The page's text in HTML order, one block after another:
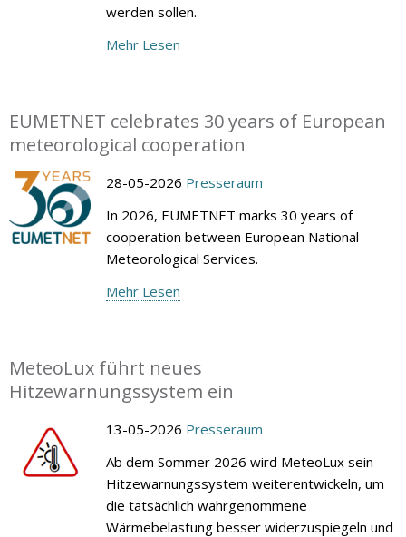
werden sollen.
Mehr Lesen
EUMETNET celebrates 30 years of European
meteorological cooperation
28-05-2026 Presseraum
In 2026, EUMETNET marks 30 years of
cooperation between European National
Meteorological Services.
Mehr Lesen
MeteoLux führt neues
Hitzewarnungssystem ein
13-05-2026 Presseraum
Ab dem Sommer 2026 wird MeteoLux sein
Hitzewarnungssystem weiterentwickeln, um
die tatsächlich wahrgenommene
Wärmebelastung besser widerzuspiegeln und